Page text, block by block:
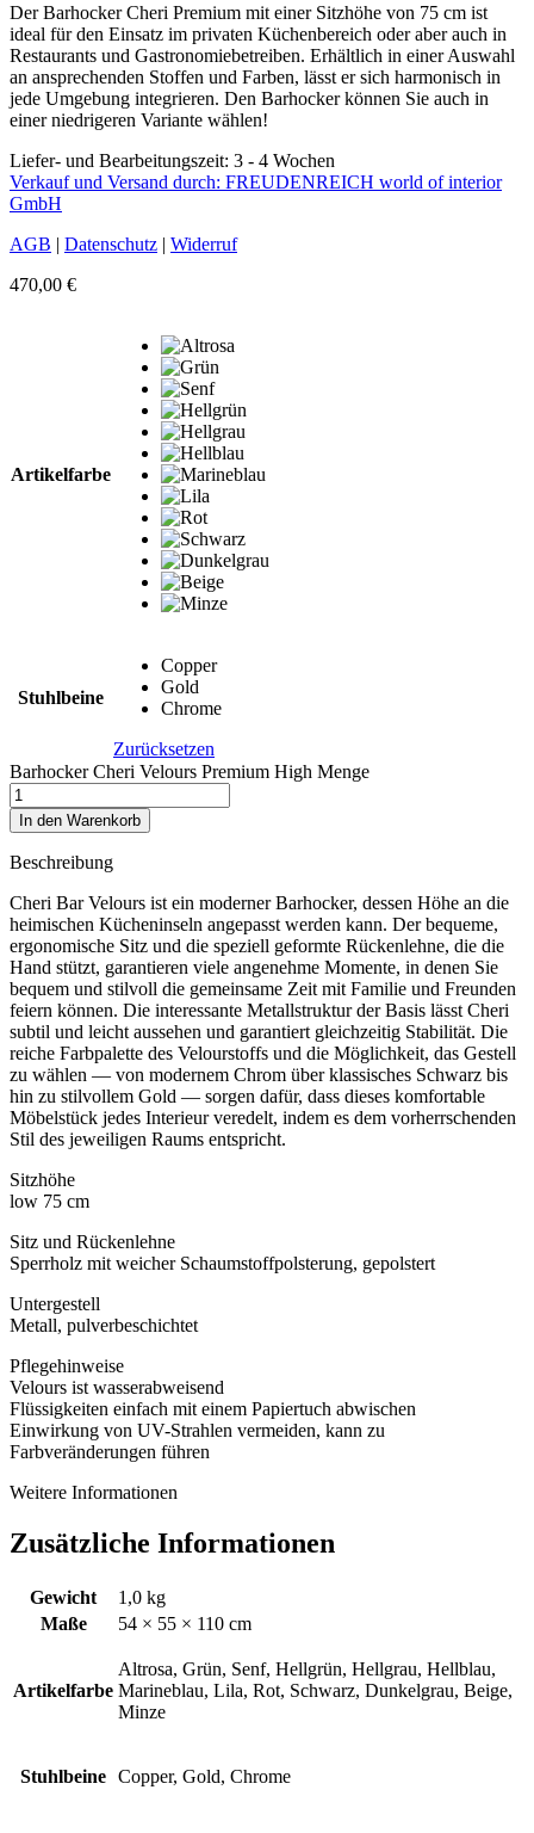
Der Barhocker Cheri Premium mit einer Sitzhöhe von 75 cm ist
ideal für den Einsatz im privaten Küchenbereich oder aber auch in
Restaurants und Gastronomiebetreiben. Erhältlich in einer Auswahl
an ansprechenden Stoffen und Farben, lässt er sich harmonisch in
jede Umgebung integrieren. Den Barhocker können Sie auch in
einer niedrigeren Variante wählen!
Liefer- und Bearbeitungszeit: 3 - 4 Wochen
Verkauf und Versand durch: FREUDENREICH world of interior
GmbH
AGB | Datenschutz | Widerruf
470,00 €
Artikelfarbe
Stuhlbeine
Copper
Gold
Chrome
Zurücksetzen
Barhocker Cheri Velours Premium High Menge
In den Warenkorb
Beschreibung
Cheri Bar Velours ist ein moderner Barhocker, dessen Höhe an die
heimischen Kücheninseln angepasst werden kann. Der bequeme,
ergonomische Sitz und die speziell geformte Rückenlehne, die die
Hand stützt, garantieren viele angenehme Momente, in denen Sie
bequem und stilvoll die gemeinsame Zeit mit Familie und Freunden
feiern können. Die interessante Metallstruktur der Basis lässt Cheri
subtil und leicht aussehen und garantiert gleichzeitig Stabilität. Die
reiche Farbpalette des Velourstoffs und die Möglichkeit, das Gestell
zu wählen — von modernem Chrom über klassisches Schwarz bis
hin zu stilvollem Gold — sorgen dafür, dass dieses komfortable
Möbelstück jedes Interieur veredelt, indem es dem vorherrschenden
Stil des jeweiligen Raums entspricht.
Sitzhöhe
low 75 cm
Sitz und Rückenlehne
Sperrholz mit weicher Schaumstoffpolsterung, gepolstert
Untergestell
Metall, pulverbeschichtet
Pflegehinweise
Velours ist wasserabweisend
Flüssigkeiten einfach mit einem Papiertuch abwischen
Einwirkung von UV-Strahlen vermeiden, kann zu
Farbveränderungen führen
Weitere Informationen
Zusätzliche Informationen
Gewicht
1,0 kg
Maße
54 × 55 × 110 cm
Artikelfarbe
Altrosa, Grün, Senf, Hellgrün, Hellgrau, Hellblau,
Marineblau, Lila, Rot, Schwarz, Dunkelgrau, Beige,
Minze
Stuhlbeine Copper, Gold, Chrome